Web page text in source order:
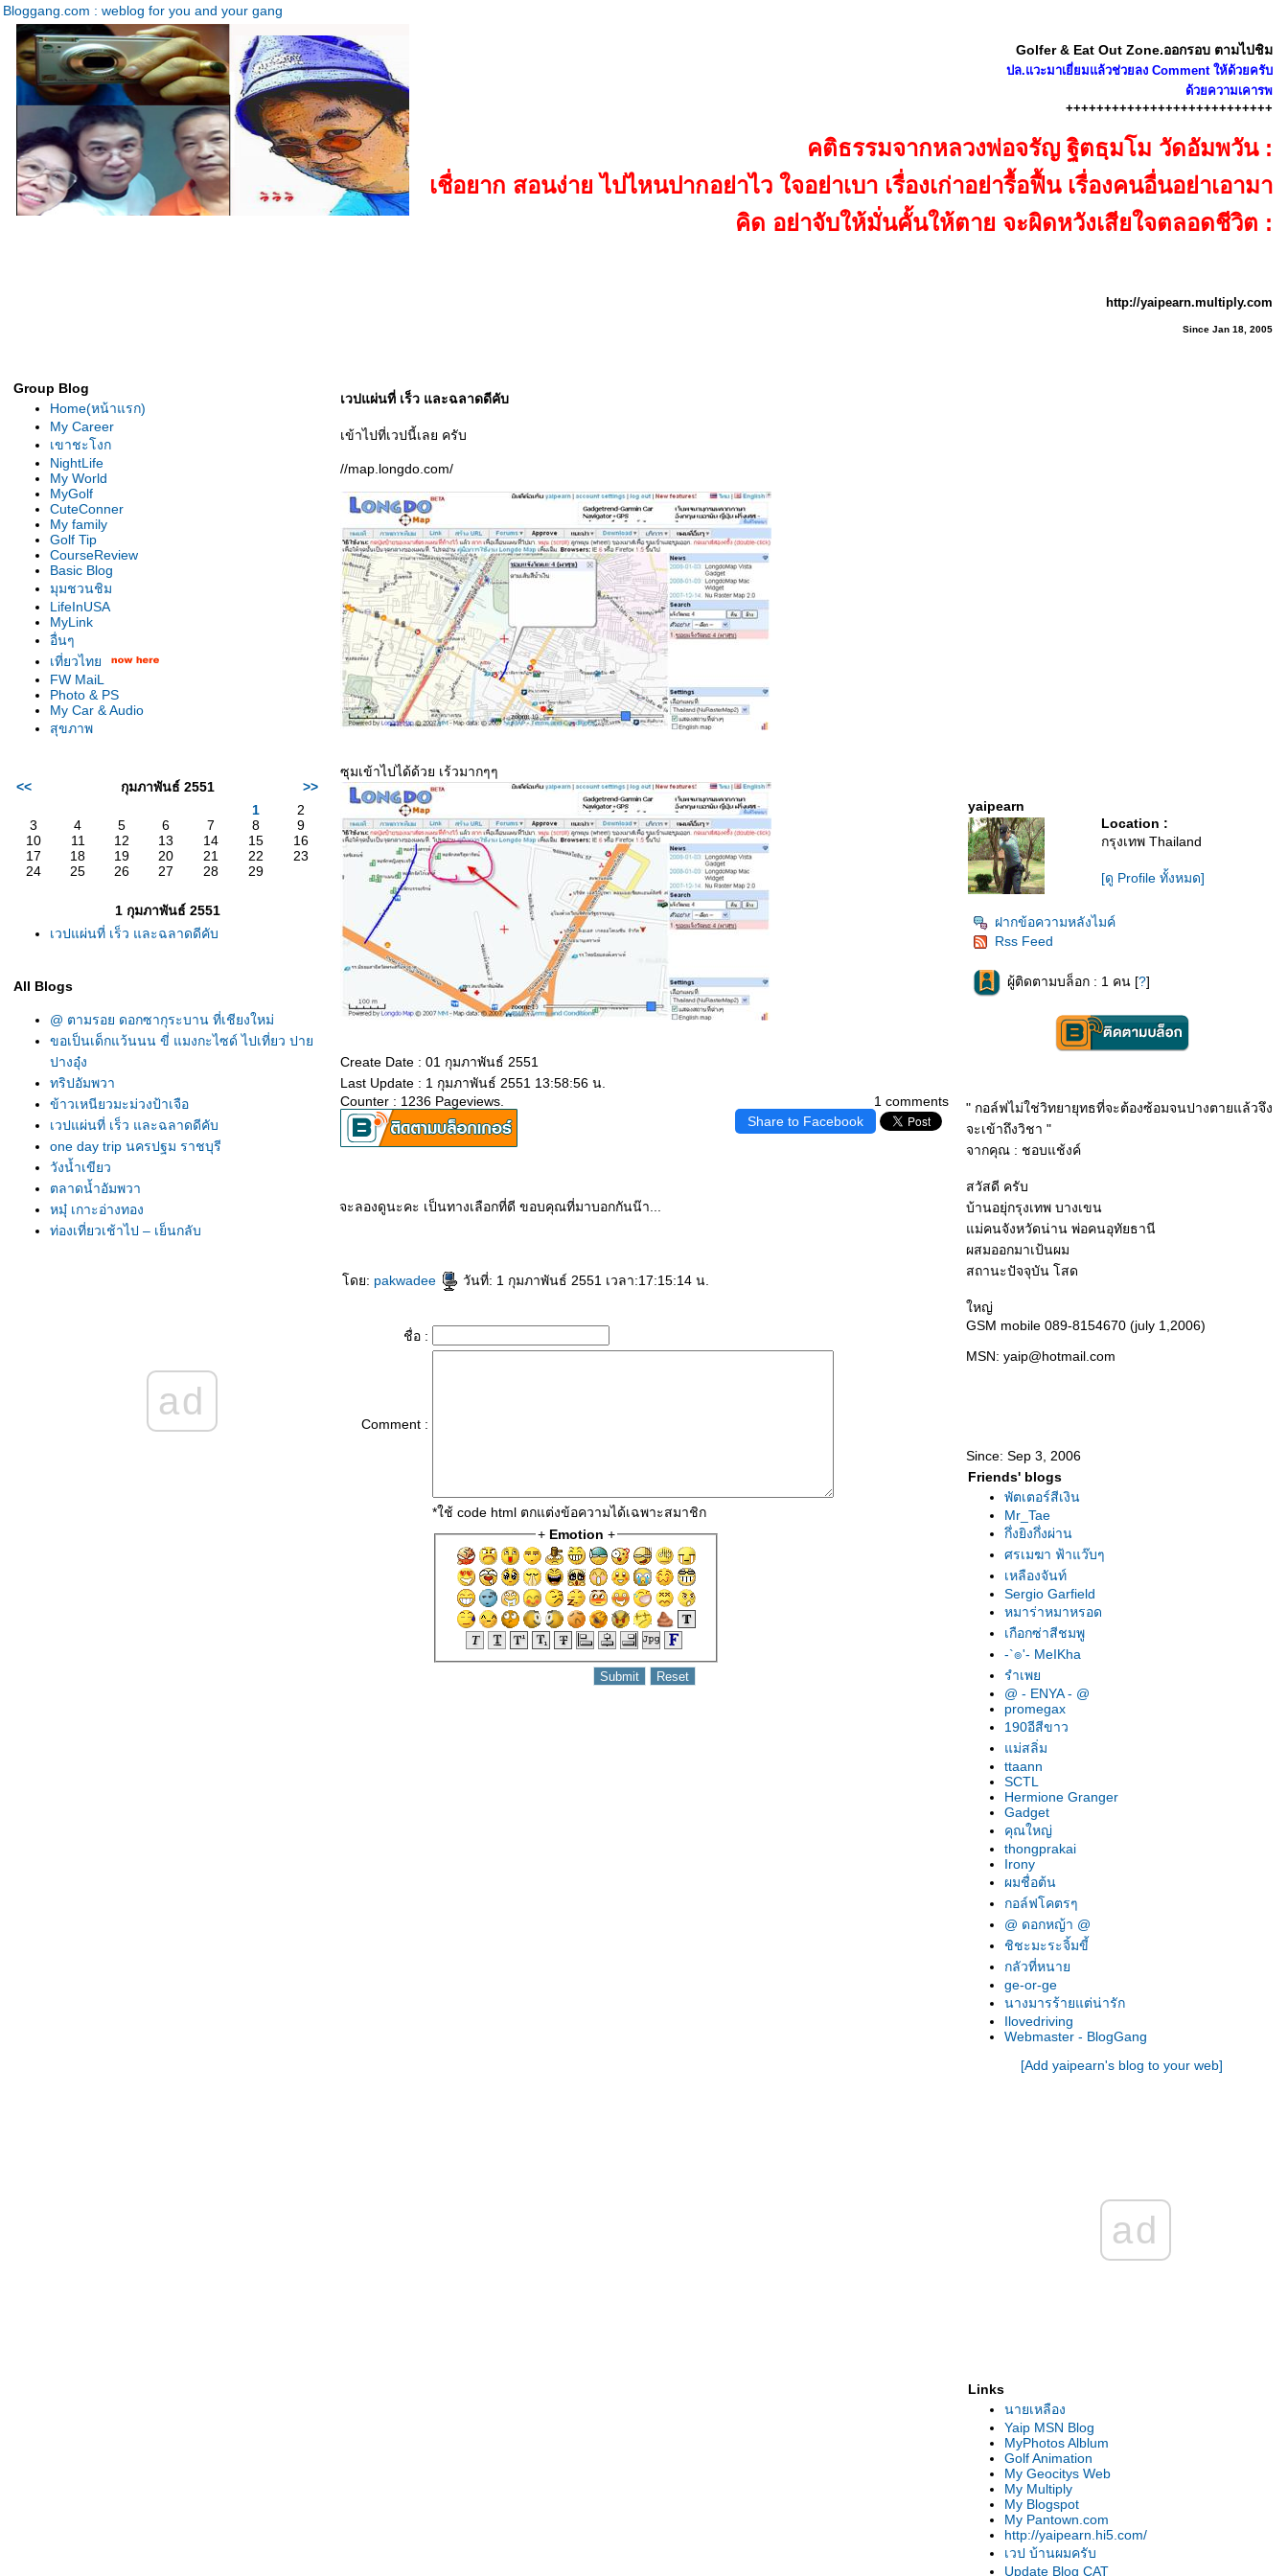
Bloggang.com : weblog for you and your gang
Golfer & Eat Out Zone.ออกรอบ ตามไปชิม
ปล.แวะมาเยี่ยมแล้วช่วยลง Comment ให้ด้วยครับ
ด้วยความเคารพ
+++++++++++++++++++++++++++
คติธรรมจากหลวงพ่อจรัญ ฐิตธฺมโม วัดอัมพวัน :
เชื่อยาก สอนง่าย ไปไหนปากอย่าไว ใจอย่าเบา เรื่องเก่าอย่ารื้อฟื้น เรื่องคนอื่นอย่าเอามา
คิด อย่าจับให้มั่นคั้นให้ตาย จะผิดหวังเสียใจตลอดชีวิต :
http://yaipearn.multiply.com
Since Jan 18, 2005
Group Blog
Home(หน้าแรก)
My Career
เขาชะโงก
NightLife
My World
MyGolf
CuteConner
My family
Golf Tip
CourseReview
Basic Blog
มุมชวนชิม
LifeInUSA
MyLink
อื่นๆ
เที่ยวไท
FW MaiL
Photo & PS
My Car & Audio
สุขภาพ
<< กุมภาพันธ์ 2551
>>
1
2
3
4 5 6 7 8
9
10
11 12 13 14 15
16
17
18 19 20 21 22
23
24
25 26 27 28 29
1 กุมภาพันธ์ 2551
เวปแผ่นที่ เร็ว และฉลาดดีคับ
All Blogs
@ ตามรอย ดอกซากุระบาน ที่เชียงใหม่
ขอเป็นเด็กแว้นนน ขี่ แมงกะไซด์ ไปเที่ยว ปา
ปางอุ๋ง
ทริปอัมพวา
ข้าวเหนียวมะม่วงป้าเจือ
เวปแผ่นที่ เร็ว และฉลาดดีคับ
one day trip นครปฐม ราชบุรี
วังน้ำเขียว
ตลาดน้ำอัมพวา
หมุ๋ เกาะอ่างทอง
ท่องเที่ยวเช้าไป – เย็นกลับ
ad
เวปแผ่นที่ เร็ว และฉลาดดีคับ
เข้าไปที่เวปนี้เลย ครับ
//map.longdo.com/
ซุมเข้าไปได้ด้วย เร้วมากๆๆ
Create Date : 01 กุมภาพันธ์ 2551
Last Update : 1 กุมภาพันธ์ 2551 13:58:56 น.
1 comments
Counter : 1236 Pageviews.
Share to Facebook
จะลองดูนะคะ เป็นทางเลือกที่ดี ขอบคุณที่มาบอกกันน๊า...
ดย: pakwadee วันที่: 1 กุมภาพันธ์ 2551 เวลา:17:15:14 น.
ชื่อ :
Comment :
*ใช้ code html ตกแต่งข้อความได้เฉพาะสมาชิก
+ Emotion +
yaipearn
Location :
กรุงเทพ Thailand
[ดู Profile ทั้งหมด]
ฝากข้อความหลังไมค์
Rss Feed
ผู้ติดตามบล็อก : 1 คน [?]
" กอล์ฟไม่ใช่วิทยายุทธที่จะต้องซ้อมจนปางตายแล้วจึง
จะเข้าถึงวิชา "
จากคุณ : ชอบแช้งค์
สวัสดี ครับ
บ้านอยุ่กรุงเทพ บางเขน
ม่คนจังหวัดน่าน พ่อคนอุทัยธานี
ผสมออกมาเป้นผม
สถานะปัจจุบัน โสด
หญ่
GSM mobile 089-8154670 (july 1,2006)
MSN: yaip@hotmail.com
Since: Sep 3, 2006
Friends' blogs
พัตเตอร์สีเงิน
Mr_Tae
กึ่งยิงกึ่งผ่าน
ศรเมฆา ฟ้าแว๊บๆ
เหลืองจันท์
Sergio Garfield
หมาร่าหมาหรอด
เกือกซ่าสีชมพู
-`๏'- MeIKha
รำเพ
@ - ENYA - @
promegax
190อีสีขาว
ม่สลิ่ม
ttaann
SCTL
Hermione Granger
Gadget
คุณใหญ่
thongprakai
Irony
ผมชื่อต้น
กอล์ฟโคตรๆ
@ ดอกหญ้า @
ชิชะมะระจิ้มขี้
กลัวที่หนา
ge-or-ge
นางมารร้ายแต่น่ารัก
Ilovedriving
Webmaster - BlogGang
[Add yaipearn's blog to your web]
ad
Links
นายเหลือง
Yaip MSN Blog
MyPhotos Alblum
Golf Animation
My Geocitys Web
My Multiply
My Blogspot
My Pantown.com
http://yaipearn.hi5.com/
เวป บ้านผมครับ
Update Blog CAT